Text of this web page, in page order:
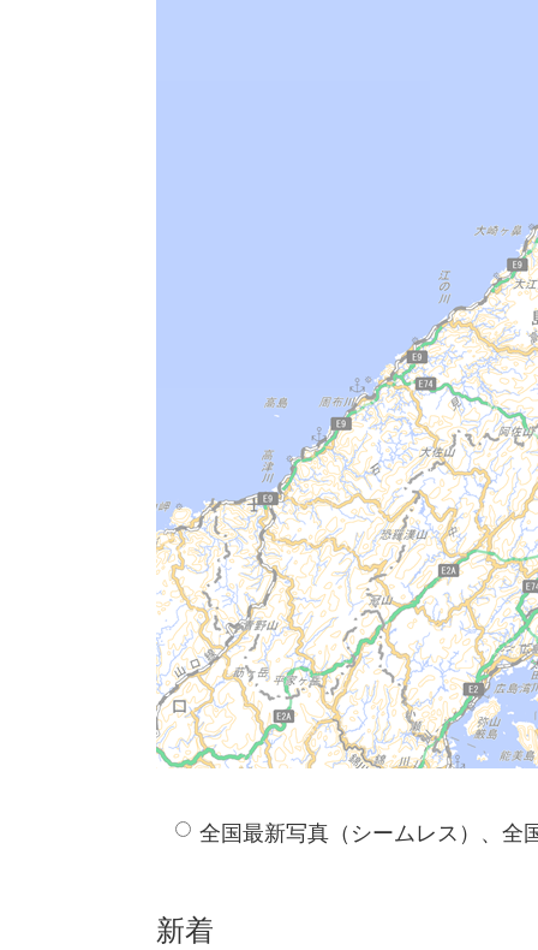
全国最新写真（シームレス）、全
新着